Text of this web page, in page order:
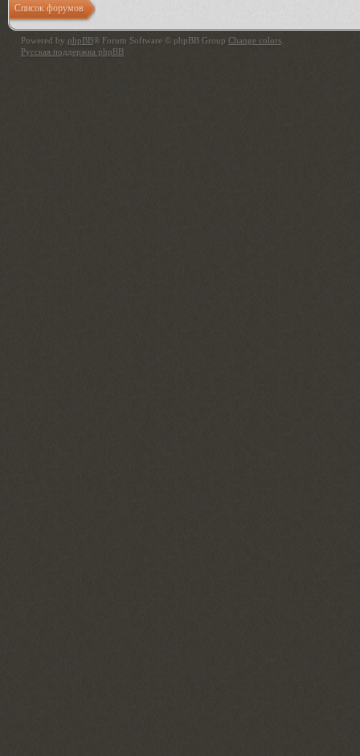
Список форумов
Powered by phpBB® Forum Software © phpBB Group Change colors
Русская поддержка phpBB